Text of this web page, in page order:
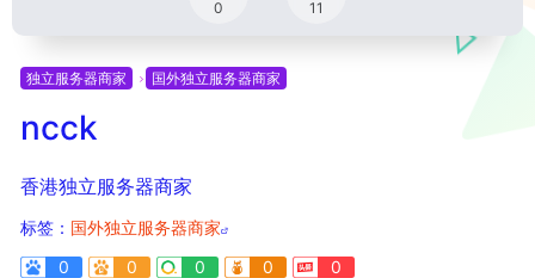
0 11
独立服务器商家 国外独立服务器商家
ncck
香港独立服务器商家
标签： 国外独立服务器商家
0
0 0 0 0